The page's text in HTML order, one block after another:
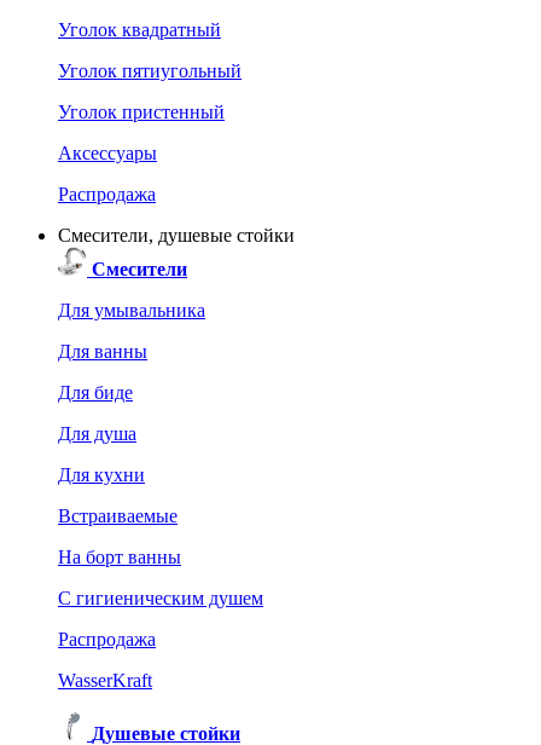
Уголок квадратный
Уголок пятиугольный
Уголок пристенный
Аксессуары
Распродажа
Смесители, душевые стойки
Смесители
Для умывальника
Для ванны
Для биде
Для душа
Для кухни
Встраиваемые
На борт ванны
C гигиеническим душем
Распродажа
WasserKraft
Душевые стойки